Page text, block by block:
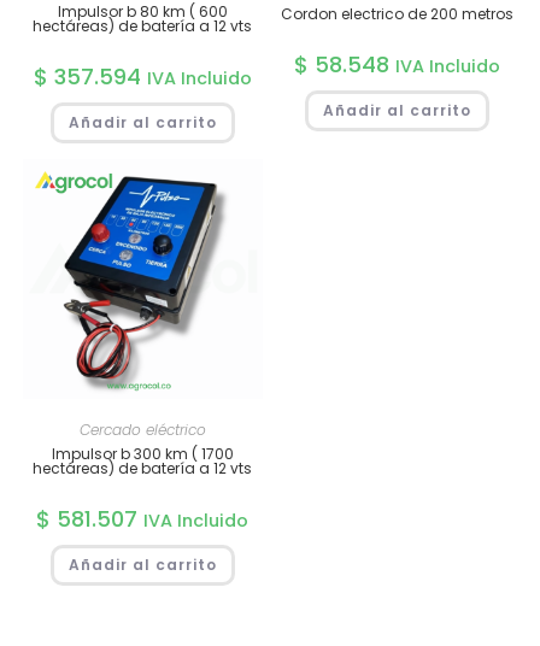
Impulsor b 80 km ( 600
hectáreas) de batería a 12 vts
$ 357.594 IVA Incluido
Añadir al carrito
Cordon electrico de 200 metros
$ 58.548 IVA Incluido
Añadir al carrito
Cercado eléctrico
Impulsor b 300 km ( 1700
hectáreas) de batería a 12 vts
$ 581.507 IVA Incluido
Añadir al carrito